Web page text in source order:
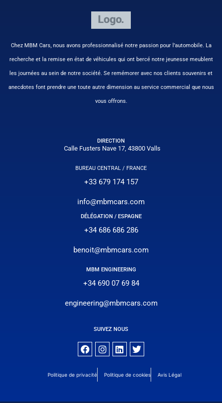
Chez MBM Cars, nous avons professionnalisé notre passion pour l’automobile. La
recherche et la remise en état de véhicules qui ont bercé notre jeunesse meublent
les journées au sein de notre société. Se remémorer avec nos clients souvenirs et
anecdotes font prendre une toute autre dimension au service commercial que nous
vous offrons.
DIRECTION
Calle Fusters Nave 17, 43800 Valls
BUREAU CENTRAL / FRANCE
+33 679 174 157
info@mbmcars.com
DÉLÉGATION / ESPAGNE
+34 686 686 286
benoit@mbmcars.com
MBM ENGINEERING
+34 690 07 69 84
engineering@mbmcars.com
SUIVEZ NOUS
Politique de privacité Politique de cookies Avis Légal